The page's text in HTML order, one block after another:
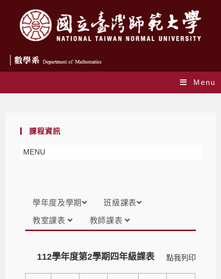
Menu
課程資訊
MENU
學年度及學期 班級課表
教室課表 教師課表
點我列印
112學年度第2學期四年級課表